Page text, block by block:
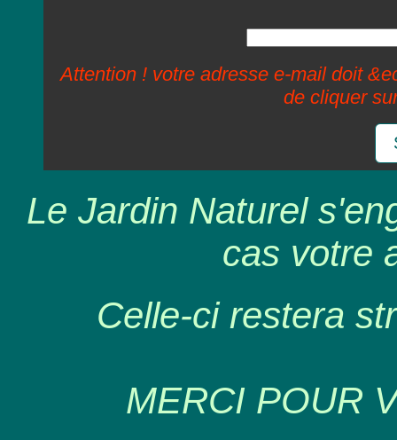
Attention ! votre adresse e-mail doit
de cliquer
Le Jardin Naturel
cas votre
Celle-ci restera
MERCI POUR